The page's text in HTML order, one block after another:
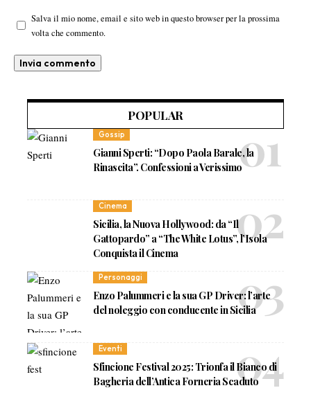
Salva il mio nome, email e sito web in questo browser per la prossima
volta che commento.
POPULAR
Gossip
Gianni Sperti: “Dopo Paola Barale, la
Rinascita”. Confessioni a Verissimo
Cinema
Sicilia, la Nuova Hollywood: da “Il
Gattopardo” a “The White Lotus”, l’Isola
Conquista il Cinema
Personaggi
Enzo Palummeri e la sua GP Driver: l’arte
del noleggio con conducente in Sicilia
Eventi
Sfincione Festival 2025: Trionfa il Bianco di
Bagheria dell’Antica Forneria Scaduto